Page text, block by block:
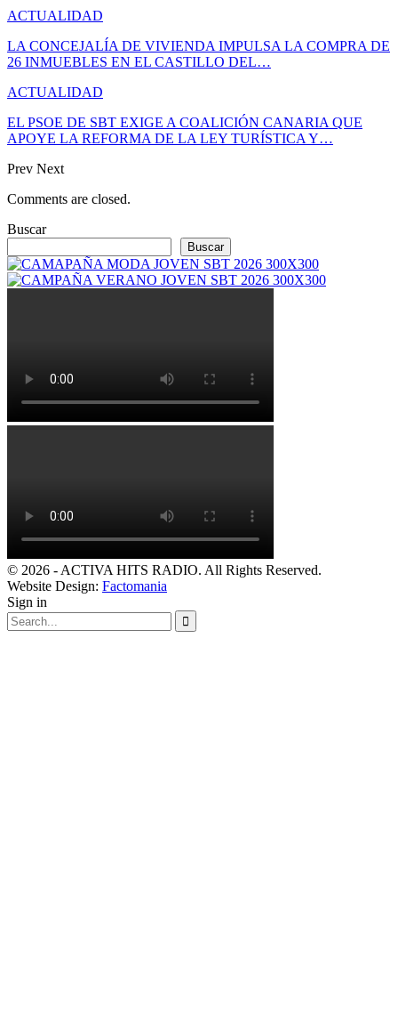
ACTUALIDAD
LA CONCEJALÍA DE VIVIENDA IMPULSA LA COMPRA DE
26 INMUEBLES EN EL CASTILLO DEL…
ACTUALIDAD
EL PSOE DE SBT EXIGE A COALICIÓN CANARIA QUE
APOYE LA REFORMA DE LA LEY TURÍSTICA Y…
Prev Next
Comments are closed.
Buscar
Buscar
© 2026 - ACTIVA HITS RADIO. All Rights Reserved.
Website Design: Factomania
Sign in